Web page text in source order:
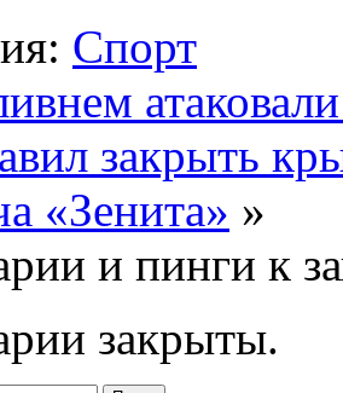
Спорт
закрыть
«Зенита» »
и пинги к
закрыты.